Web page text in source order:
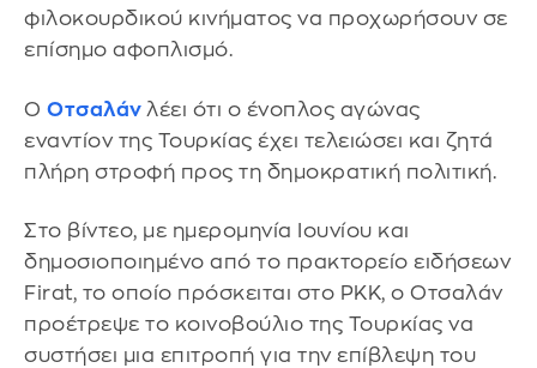
φιλοκουρδικού κινήματος να προχωρήσουν σε
επίσημο αφοπλισμό.
Ο Οτσαλάν λέει ότι ο ένοπλος αγώνας
εναντίον της Τουρκίας έχει τελειώσει και ζητά
πλήρη στροφή προς τη δημοκρατική πολιτική.
Στο βίντεο, με ημερομηνία Ιουνίου και
δημοσιοποιημένο από το πρακτορείο ειδήσεων
Firat, το οποίο πρόσκειται στο PKK, ο Οτσαλάν
προέτρεψε το κοινοβούλιο της Τουρκίας να
συστήσει μια επιτροπή για την επίβλεψη του